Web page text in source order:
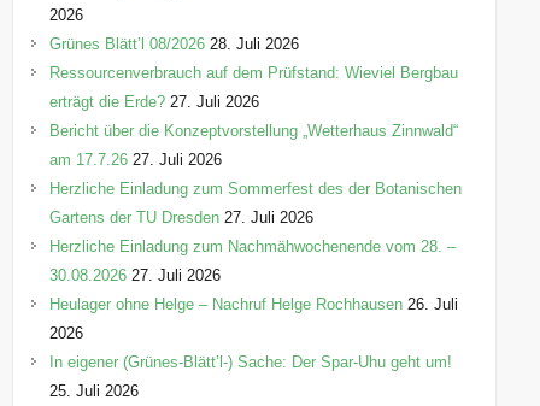
2026
Grünes Blätt’l 08/2026 28. Juli 2026
Ressourcenverbrauch auf dem Prüfstand: Wieviel Bergbau
erträgt die Erde? 27. Juli 2026
Bericht über die Konzeptvorstellung „Wetterhaus Zinnwald“
am 17.7.26 27. Juli 2026
Herzliche Einladung zum Sommerfest des der Botanischen
Gartens der TU Dresden 27. Juli 2026
Herzliche Einladung zum Nachmähwochenende vom 28. –
30.08.2026 27. Juli 2026
Heulager ohne Helge – Nachruf Helge Rochhausen 26. Juli
2026
In eigener (Grünes-Blätt’l-) Sache: Der Spar-Uhu geht um!
25. Juli 2026